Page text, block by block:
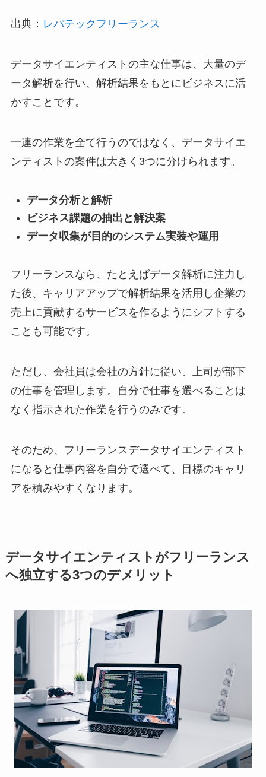
出典： レバテックフリーランス
データサイエンティストの主な仕事は、大量のデ
ータ解析を行い、解析結果をもとにビジネスに活
かすことです。
一連の作業を全て行うのではなく、データサイエ
ンティストの案件は大きく3つに分けられます。
データ分析と解析
ビジネス課題の抽出と解決案
データ収集が目的のシステム実装や運用
フリーランスなら、たとえばデータ解析に注力し
た後、キャリアアップで解析結果を活用し企業の
売上に貢献するサービスを作るようにシフトする
ことも可能です。
ただし、会社員は会社の方針に従い、上司が部下
の仕事を管理します。自分で仕事を選べることは
なく指示された作業を行うのみです。
そのため、フリーランスデータサイエンティスト
になると仕事内容を自分で選べて、目標のキャリ
アを積みやすくなります。
データサイエンティストがフリーランス
へ独立する3つのデメリット